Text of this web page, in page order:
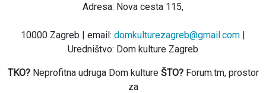
Adresa: Nova cesta 115,
10000 Zagreb | email: domkulturezagreb@gmail.com |
Uredništvo: Dom kulture Zagreb
TKO?Neprofitna udruga Dom kulture ŠTO?Forum.tm, prostor
za